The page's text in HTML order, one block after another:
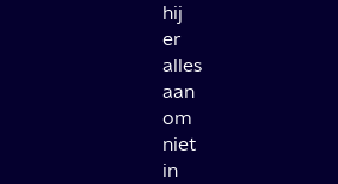
hij
er
alles
aan
om
niet
in